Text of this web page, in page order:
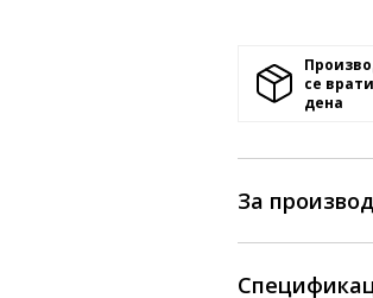
се
денa
За